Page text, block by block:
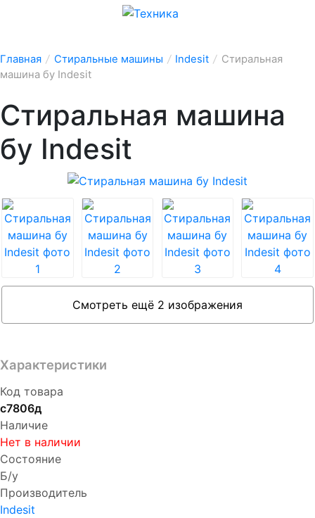
Главная / Стиральные машины / Indesit / Стиральная
машина бу Indesit
Стиральная машина
бу Indesit
Смотреть ещё 2 изображения
Характеристики
Код товара
с7806д
Наличие
Нет в наличии
Состояние
Б/у
Производитель
Indesit